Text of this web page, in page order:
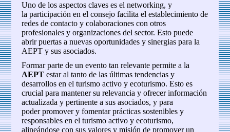
Uno de los aspectos claves es el networking, y
la participación en el consejo facilita el establecimiento de
redes de contacto y colaboraciones con otros
profesionales y organizaciones del sector. Esto puede
abrir puertas a nuevas oportunidades y sinergias para la
AEPT y sus asociados.
Formar parte de un evento tan relevante permite a la
AEPT estar al tanto de las últimas tendencias y
desarrollos en el turismo activo y ecoturismo. Esto es
crucial para mantener su relevancia y ofrecer información
actualizada y pertinente a sus asociados, y para
poder promover y fomentar prácticas sostenibles y
responsables en el turismo activo y ecoturismo,
alineándose con sus valores y misión de promover un